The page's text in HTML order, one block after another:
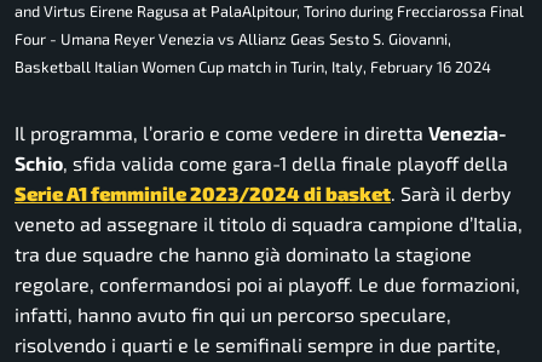
and Virtus Eirene Ragusa at PalaAlpitour, Torino during Frecciarossa Final
Four - Umana Reyer Venezia vs Allianz Geas Sesto S. Giovanni,
Basketball Italian Women Cup match in Turin, Italy, February 16 2024
Il programma, l’orario e come vedere in diretta Venezia-
Schio, sfida valida come gara-1 della finale playoff della
Serie A1 femminile 2023/2024 di basket. Sarà il derby
veneto ad assegnare il titolo di squadra campione d’Italia,
tra due squadre che hanno già dominato la stagione
regolare, confermandosi poi ai playoff. Le due formazioni,
infatti, hanno avuto fin qui un percorso speculare,
risolvendo i quarti e le semifinali sempre in due partite,